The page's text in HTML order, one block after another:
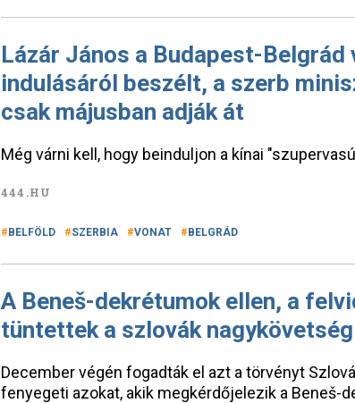
Lázár János a Budapest-
indulásáról beszélt, a szerb
csak májusban adják át
Még várni kell, hogy beinduljon a kínai
444.HU
BELFÖLD SZERBIA VONAT BELGRÁD
A Beneš-dekrétumok ellen, a
tüntettek a szlovák
December végén fogadták el azt a törvényt
fenyegeti azokat, akik megkérdőjelezik a Beneš-